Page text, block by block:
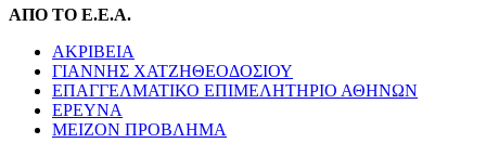
ΑΠΟ ΤΟ Ε.Ε.Α.
ΑΚΡΙΒΕΙΑ
ΓΙΑΝΝΗΣ ΧΑΤΖΗΘΕΟΔΟΣΙΟΥ
ΕΠΑΓΓΕΛΜΑΤΙΚΟ ΕΠΙΜΕΛΗΤΗΡΙΟ ΑΘΗΝΩΝ
ΕΡΕΥΝΑ
ΜΕΙΖΟΝ ΠΡΟΒΛΗΜΑ